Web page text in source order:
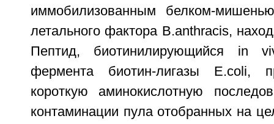
иммобилизованным белком-
летального фактора B.anthracis,
Пептид, биотинилирующийся in
фермента биотин-лигазы E.coli,
короткую аминокислотную
контаминации пула отобранных на